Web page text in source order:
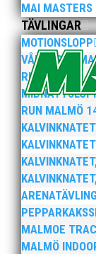
MAI MASTERS
TÄVLINGAR
MOTIONSLOPP
VÅRRUSET
RUN MALMÖ
RUN MALMÖ
KALVINKNATET
KALVINKNATET
MALMOE
MALMÖ
När
och
Som
runt